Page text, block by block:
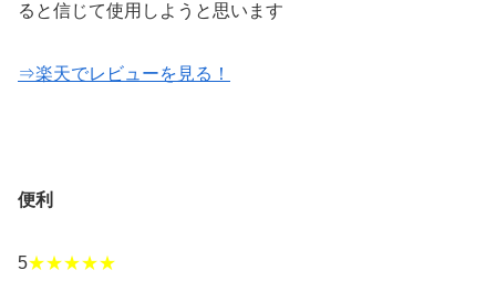
ると信じて使用しようと思います
⇒楽天でレビューを見る！
便利
5★★★★★